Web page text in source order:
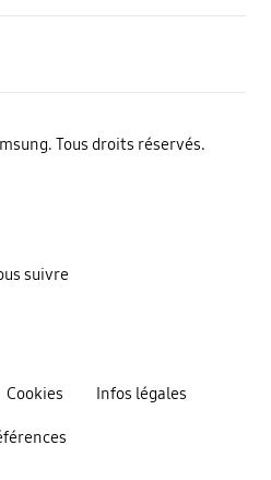
Tous droits réservés.
Cookies Infos légales
suivre